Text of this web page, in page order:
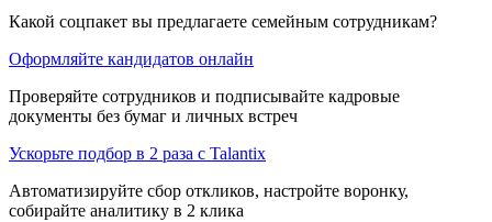
Какой соцпакет вы предлагаете семейным сотрудникам?
Оформляйте кандидатов онлайн
Проверяйте сотрудников и подписывайте кадровые
документы без бумаг и личных встреч
Ускорьте подбор в 2 раза с Talantix
Автоматизируйте сбор откликов, настройте воронку,
собирайте аналитику в 2 клика